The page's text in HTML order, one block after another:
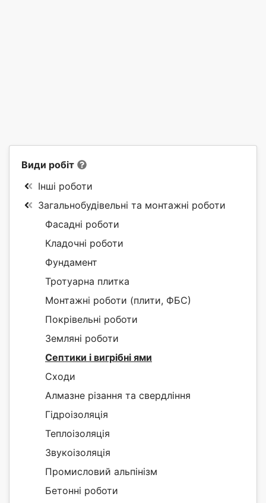
Види робіт
Інші роботи
Загальнобудівельні та монтажні роботи
Фасадні роботи
Кладочні роботи
Фундамент
Тротуарна плитка
Монтажні роботи (плити, ФБС)
Покрівельні роботи
Земляні роботи
Септики і вигрібні ями
Сходи
Алмазне різання та свердління
Гідроізоляція
Теплоізоляція
Звукоізоляція
Промисловий альпінізм
Бетонні роботи